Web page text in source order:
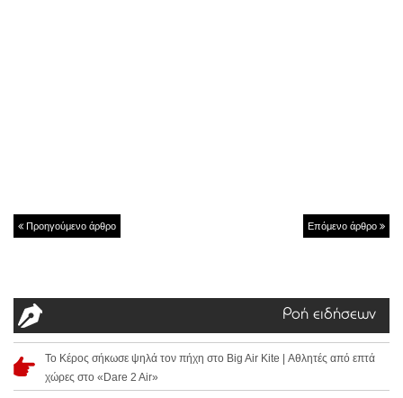
Προηγούμενο άρθρο Επόμενο άρθρο
Ροή ειδήσεων
Το Κέρος σήκωσε ψηλά τον πήχη στο Big Air Kite | Αθλητές από επτά
χώρες στο «Dare 2 Air»